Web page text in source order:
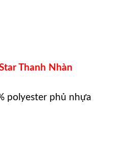
Thanh Nhàn
polyester phủ nhựa